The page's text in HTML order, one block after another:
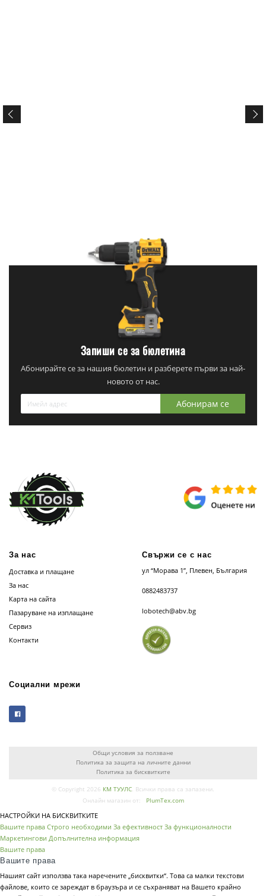
Запиши се за бюлетина
Абонирайте се за нашия бюлетин и разберете първи за най-
новото от нас.
Абонирам се
За нас
Доставка и плащане
За нас
Карта на сайта
Пазаруване на изплащане
Сервиз
Контакти
Свържи се с нас
ул “Морава 1”, Плевен, България
0882483737
lobotech@abv.bg
Социални мрежи
Общи условия за ползване
Политика за защита на личните данни
Политика за бисквитките
© Copyright 2026 КМ ТУУЛС. Всички права са запазени.
Онлайн магазин от:
PlumTex.com
НАСТРОЙКИ НА БИСКВИТКИТЕ
Вашите права Строго необходими За ефективност За функционалности
Маркетингови Допълнителна информация
Вашите права
Вашите права
Нашият сайт използва така наречените „бисквитки“. Това са малки текстови
файлове, които се зареждат в браузъра и се съхраняват на Вашето крайно